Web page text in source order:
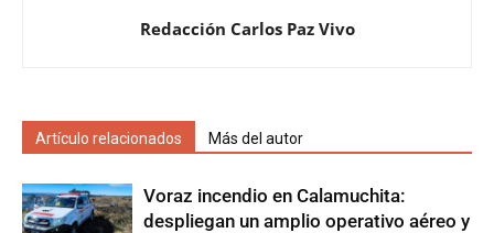
Redacción Carlos Paz Vivo
Artículo relacionados Más del autor
Voraz incendio en Calamuchita:
despliegan un amplio operativo aéreo y